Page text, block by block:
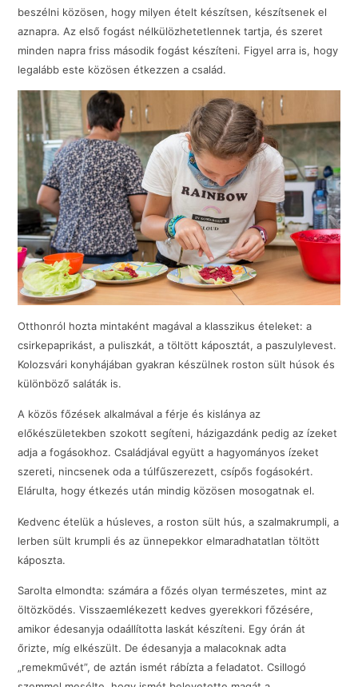
beszélni közösen, hogy milyen ételt készítsen, készítsenek el
aznapra. Az első fogást nélkülözhetetlennek tartja, és szeret
minden napra friss második fogást készíteni. Figyel arra is, hogy
legalább este közösen étkezzen a család.
Otthonról hozta mintaként magával a klasszikus ételeket: a
csirkepaprikást, a puliszkát, a töltött káposztát, a paszulylevest.
Kolozsvári konyhájában gyakran készülnek roston sült húsok és
különböző saláták is.
A közös főzések alkalmával a férje és kislánya az
előkészületekben szokott segíteni, házigazdánk pedig az ízeket
adja a fogásokhoz. Családjával együtt a hagyományos ízeket
szereti, nincsenek oda a túlfűszerezett, csípős fogásokért.
Elárulta, hogy étkezés után mindig közösen mosogatnak el.
Kedvenc ételük a húsleves, a roston sült hús, a szalma­krumpli, a
lerben sült krumpli és az ünnepekkor elmaradhatatlan töltött
káposzta.
Sarolta elmondta: számára a főzés olyan természetes, mint az
öltözködés. Visszaemlékezett kedves gyerekkori főzésére,
amikor édesanyja odaállította laskát készíteni. Egy órán át
őrizte, míg elkészült. De édesanyja a malacoknak adta
„remekművét”, de aztán ismét rábízta a feladatot. Csillogó